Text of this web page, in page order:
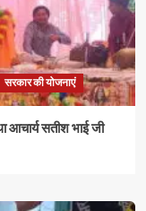
सरकार की योजनाएं
आचार्य सतीश भाई जी